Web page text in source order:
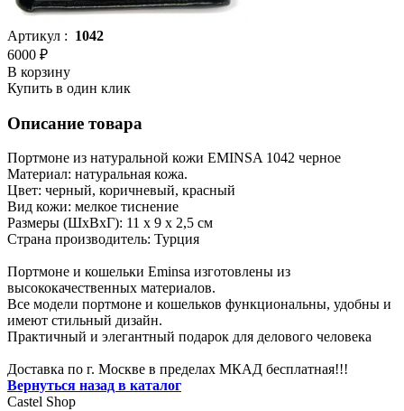
Артикул : 1042
6000 ₽
В корзину
Купить в один клик
Описание товара
Портмоне из натуральной кожи EMINSA 1042 черное
Материал: натуральная кожа.
Цвет: черный, коричневый, красный
Вид кожи: мелкое тиснение
Размеры (ШxВxГ): 11 x 9 x 2,5 см
Страна производитель: Турция
Портмоне и кошельки Eminsa изготовлены из
высококачественных материалов.
Все модели портмоне и кошельков функциональны, удобны и
имеют стильный дизайн.
Практичный и элегантный подарок для делового человека
Доставка по г. Москве в пределах МКАД бесплатная!!!
Вернуться назад в каталог
Castel Shop